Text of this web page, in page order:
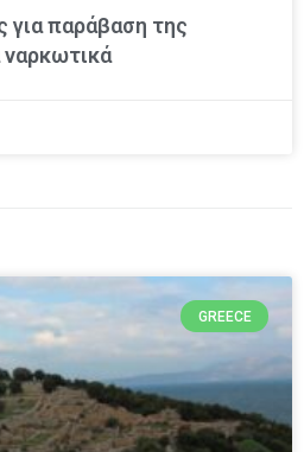
για παράβαση της
ναρκωτικά
GREECE